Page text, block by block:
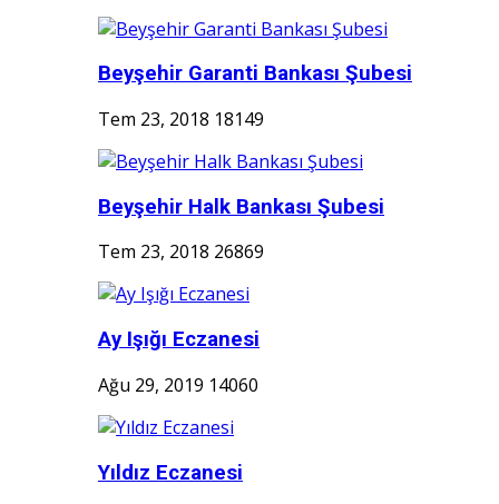
Beyşehir Garanti Bankası Şubesi
Tem 23, 2018 18149
Beyşehir Halk Bankası Şubesi
Tem 23, 2018 26869
Ay Işığı Eczanesi
Ağu 29, 2019 14060
Yıldız Eczanesi